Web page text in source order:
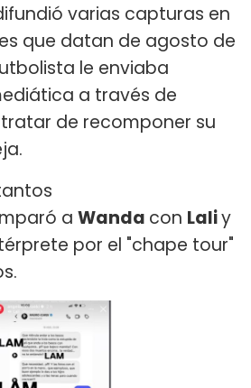
varias capturas en
que datan de agosto de
le enviaba
a través de
de recomponer su
a Wanda con Laliy
por el "chape tour"